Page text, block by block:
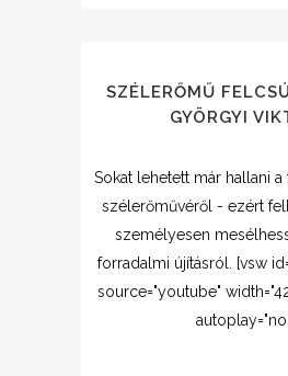
SZÉLERŐMŰ
GYÖRGYI
Sokat lehetett már hallani
szélerőművéről - ezért
személyesen
forradalmi újításról. [vsw
source="youtube"